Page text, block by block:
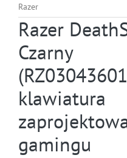
Razer
Razer
Czarny
klawiatura
gamingu